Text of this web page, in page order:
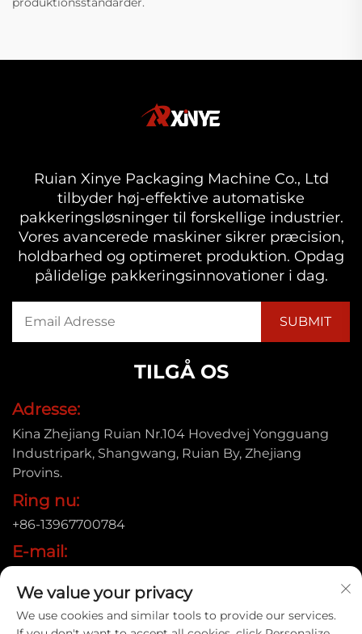
Ruian Xinye Packaging Machine Co., Ltd
tilbyder høj-effektive automatiske
pakkeringsløsninger til forskellige industrier.
Vores avancerede maskiner sikrer præcision,
holdbarhed og optimeret produktion. Opdag
pålidelige pakkeringsinnovationer i dag.
TILGÅ OS
Adresse:
Kina Zhejiang Ruian Nr.104 Hovedvej Yongguang
Industripark, Shangwang, Ruian By, Zhejiang
Provins.
Ring nu:
+86-13967700784
E-mail:
We value your privacy
We use cookies and similar tools to provide our services.